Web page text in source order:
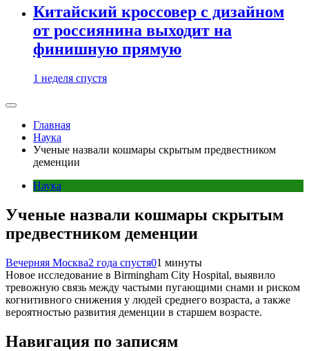
Китайский кроссовер с дизайном
от россиянина выходит на
финишную прямую
1 неделя спустя
Главная
Наука
Ученые назвали кошмары скрытым предвестником
деменции
Наука
Ученые назвали кошмары скрытым
предвестником деменции
Вечерняя Москва2 года спустя01 минуты
Новое исследование в Birmingham City Hospital, выявило
тревожную связь между частыми пугающими снами и риском
когнитивного снижения у людей среднего возраста, а также
вероятностью развития деменции в старшем возрасте.
Навигация по записям